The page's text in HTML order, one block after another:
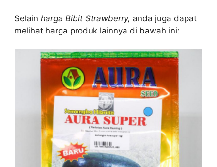
Selain harga Bibit Strawberry, anda juga dapat
melihat harga produk lainnya di bawah ini: